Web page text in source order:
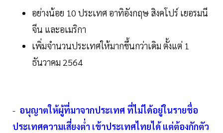
อย่างน้อย 10 ประเทศ อาทิอังกฤษ สิงคโปร์ เยอรมนี
จีน และอเมริกา
เพิ่มจำนวนประเทศให้มากขึ้นกว่าเดิม ตั้งแต่ 1
ธันวาคม 2564
- อนุญาตให้ผู้ที่มาจากประเทศ ที่ไม่ได้อยู่ในรายชื่อ
ประเทศความเสี่ยงต่ำ เข้าประเทศไทยได้ แต่ต้องกักตัว